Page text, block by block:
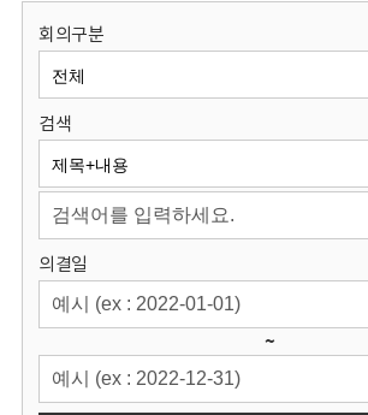
원
회
회의구분
검색
의결일
~